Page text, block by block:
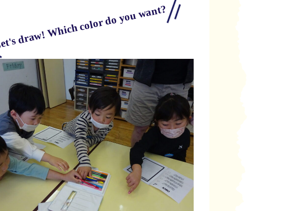
Let's draw! Which color do you want?